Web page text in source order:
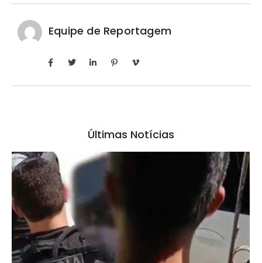
Equipe de Reportagem
Últimas Notícias